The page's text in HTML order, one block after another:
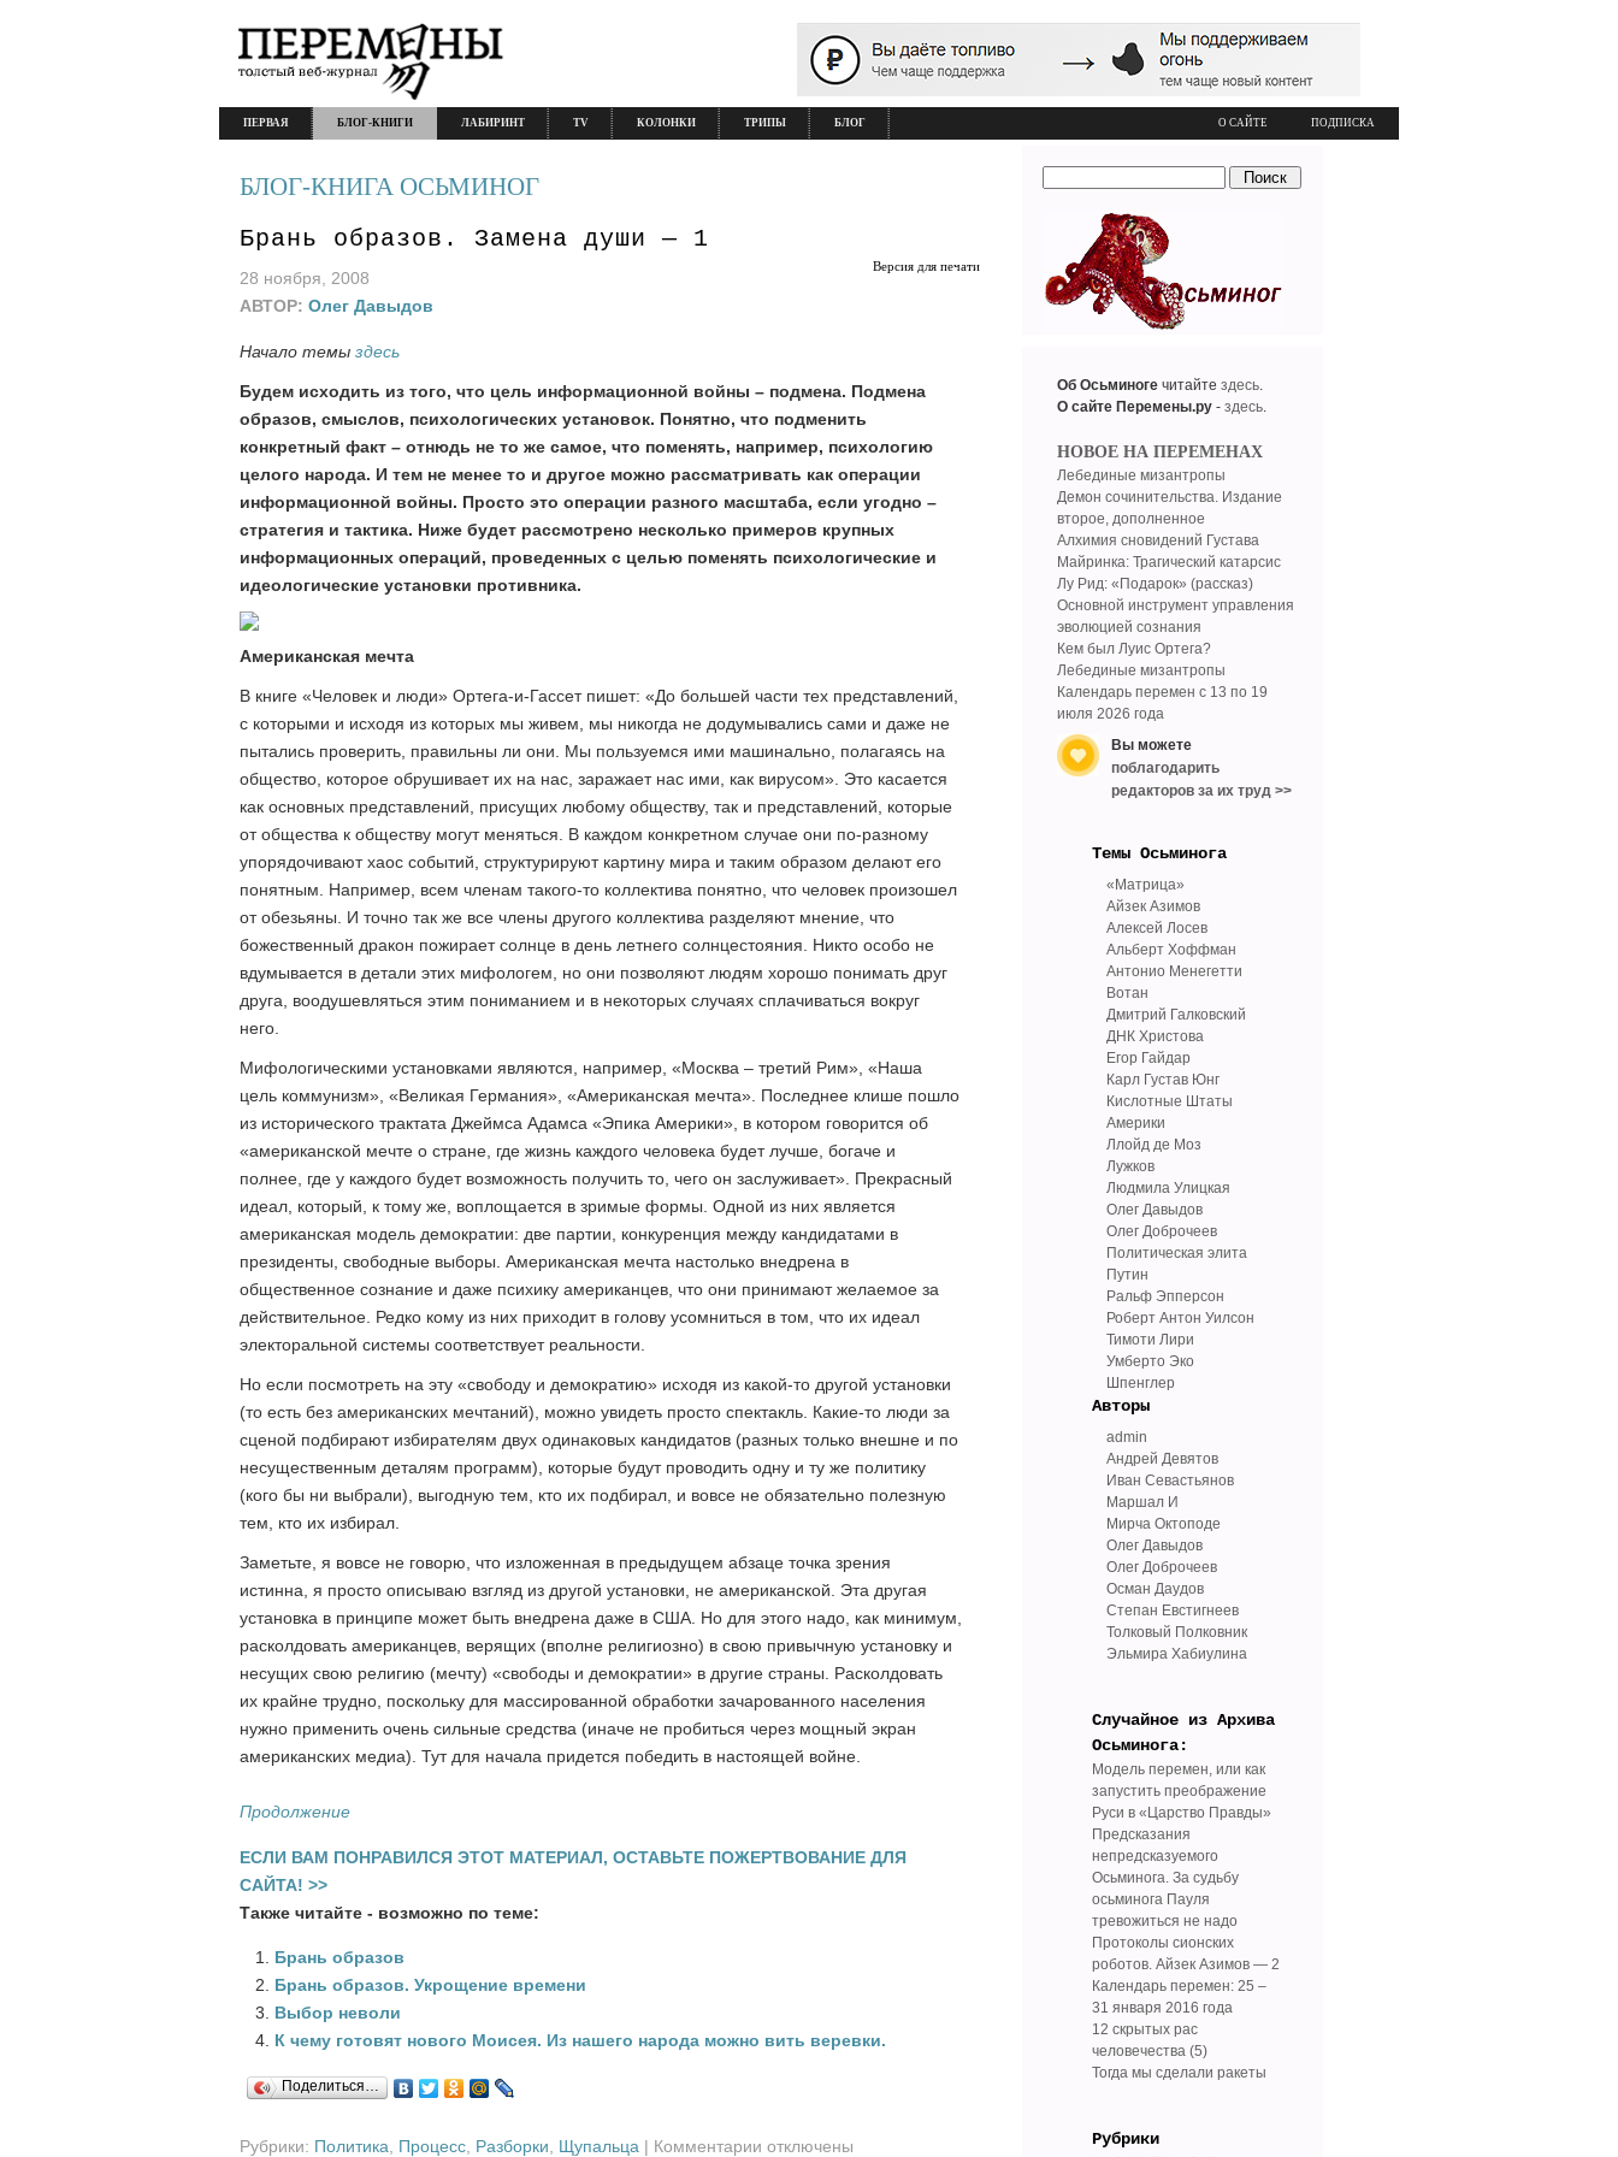
О САЙТЕ ПОДПИСКА
ПЕРВАЯ БЛОГ-КНИГИ ЛАБИРИНТ TV КОЛОНКИ ТРИПЫ БЛОГ
БЛОГ-КНИГА ОСЬМИНОГ
Брань образов. Замена души — 1
Версия для печати
28 ноября, 2008
АВТОР: Олег Давыдов
Начало темы здесь
Будем исходить из того, что цель информационной войны – подмена. Подмена
образов, смыслов, психологических установок. Понятно, что подменить
конкретный факт – отнюдь не то же самое, что поменять, например, психологию
целого народа. И тем не менее то и другое можно рассматривать как операции
информационной войны. Просто это операции разного масштаба, если угодно –
стратегия и тактика. Ниже будет рассмотрено несколько примеров крупных
информационных операций, проведенных с целью поменять психологические и
идеологические установки противника.
Американская мечта
В книге «Человек и люди» Ортега-и-Гассет пишет: «До большей части тех представлений,
с которыми и исходя из которых мы живем, мы никогда не додумывались сами и даже не
пытались проверить, правильны ли они. Мы пользуемся ими машинально, полагаясь на
общество, которое обрушивает их на нас, заражает нас ими, как вирусом». Это касается
как основных представлений, присущих любому обществу, так и представлений, которые
от общества к обществу могут меняться. В каждом конкретном случае они по-разному
упорядочивают хаос событий, структурируют картину мира и таким образом делают его
понятным. Например, всем членам такого-то коллектива понятно, что человек произошел
от обезьяны. И точно так же все члены другого коллектива разделяют мнение, что
божественный дракон пожирает солнце в день летнего солнцестояния. Никто особо не
вдумывается в детали этих мифологем, но они позволяют людям хорошо понимать друг
друга, воодушевляться этим пониманием и в некоторых случаях сплачиваться вокруг
него.
Мифологическими установками являются, например, «Москва – третий Рим», «Наша
цель коммунизм», «Великая Германия», «Американская мечта». Последнее клише пошло
из исторического трактата Джеймса Адамса «Эпика Америки», в котором говорится об
«американской мечте о стране, где жизнь каждого человека будет лучше, богаче и
полнее, где у каждого будет возможность получить то, чего он заслуживает». Прекрасный
идеал, который, к тому же, воплощается в зримые формы. Одной из них является
американская модель демократии: две партии, конкуренция между кандидатами в
президенты, свободные выборы. Американская мечта настолько внедрена в
общественное сознание и даже психику американцев, что они принимают желаемое за
действительное. Редко кому из них приходит в голову усомниться в том, что их идеал
электоральной системы соответствует реальности.
Но если посмотреть на эту «свободу и демократию» исходя из какой-то другой установки
(то есть без американских мечтаний), можно увидеть просто спектакль. Какие-то люди за
сценой подбирают избирателям двух одинаковых кандидатов (разных только внешне и по
несущественным деталям программ), которые будут проводить одну и ту же политику
(кого бы ни выбрали), выгодную тем, кто их подбирал, и вовсе не обязательно полезную
тем, кто их избирал.
Заметьте, я вовсе не говорю, что изложенная в предыдущем абзаце точка зрения
истинна, я просто описываю взгляд из другой установки, не американской. Эта другая
установка в принципе может быть внедрена даже в США. Но для этого надо, как минимум,
расколдовать американцев, верящих (вполне религиозно) в свою привычную установку и
несущих свою религию (мечту) «свободы и демократии» в другие страны. Расколдовать
их крайне трудно, поскольку для массированной обработки зачарованного населения
нужно применить очень сильные средства (иначе не пробиться через мощный экран
американских медиа). Тут для начала придется победить в настоящей войне.
Продолжение
ЕСЛИ ВАМ ПОНРАВИЛСЯ ЭТОТ МАТЕРИАЛ, ОСТАВЬТЕ ПОЖЕРТВОВАНИЕ ДЛЯ
САЙТА! >>
Также читайте - возможно по теме:
Брань образов
Брань образов. Укрощение времени
Выбор неволи
К чему готовят нового Моисея. Из нашего народа можно вить веревки.
Поделиться…
Рубрики: Политика, Процесс, Разборки, Щупальца | Комментарии котключены
Об Осьминоге читайте здесь.
О сайте Перемены.ру - здесь.
НОВОЕ НА ПЕРЕМЕНАХ
Лебединые мизантропы
Демон сочинительства. Издание
второе, дополненное
Алхимия сновидений Густава
Майринка: Трагический катарсис
Лу Рид: «Подарок» (рассказ)
Основной инструмент управления
эволюцией сознания
Кем был Луис Ортега?
Лебединые мизантропы
Календарь перемен с 13 по 19
июля 2026 года
Вы можете
поблагодарить
редакторов за их труд >>
Tемы Осьминога
«Матрица»
Айзек Азимов
Алексей Лосев
Альберт Хоффман
Антонио Менегетти
Вотан
Дмитрий Галковский
ДНК Христова
Егор Гайдар
Карл Густав Юнг
Кислотные Штаты
Америки
Ллойд де Моз
Лужков
Людмила Улицкая
Олег Давыдов
Олег Доброчеев
Политическая элита
Путин
Ральф Эпперсон
Роберт Антон Уилсон
Тимоти Лири
Умберто Эко
Шпенглер
Авторы
admin
Андрей Девятов
Иван Севастьянов
Маршал И
Мирча Октоподе
Олег Давыдов
Олег Доброчеев
Осман Даудов
Степан Евстигнеев
Толковый Полковник
Эльмира Хабиулина
Случайное из Архива
Осьминога:
Модель перемен, или как
запустить преображение
Руси в «Царство Правды»
Предсказания
непредсказуемого
Осьминога. За судьбу
осьминога Пауля
тревожиться не надо
Протоколы сионских
роботов. Айзек Азимов — 2
Календарь перемен: 25 –
31 января 2016 года
12 скрытых рас
человечества (5)
Тогда мы сделали ракеты
Рубрики